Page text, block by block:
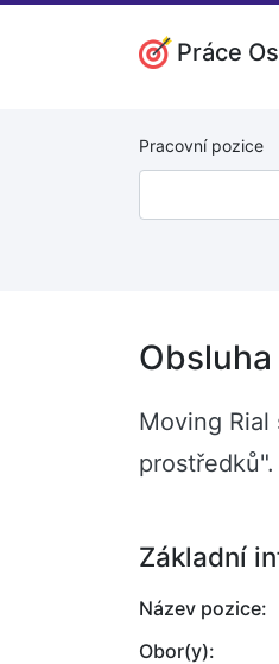
Práce
Pracovní pozice
Moving
Základní
Název pozice:
Obor(y):